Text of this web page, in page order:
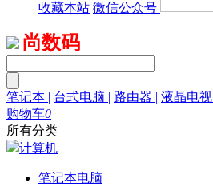
收藏本站 微信公众号
尚数码
笔记本 | 台式电脑 | 路由器 | 液晶电视
购物车0
所有分类
计算机
笔记本电脑